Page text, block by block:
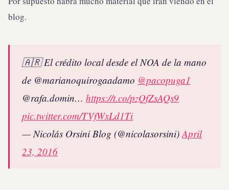
blog.
🇦🇷 El crédito local desde el NOA de la mano
de @marianoquirogaadamo @pacopuga1
@rafa.domin… https://t.co/pzQfZsAQs9
pic.twitter.com/TVfWxLd1Ti
— Nicolás Orsini Blog (@nicolasorsini) April
23, 2016